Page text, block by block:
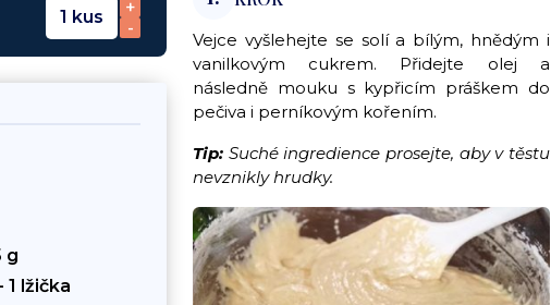
1 kus
+
-
g
- 1 lžička
Vejce vyšlehejte se solí a bílým, hnědým i
vanilkovým cukrem. Přidejte olej a
následně mouku s kypřicím práškem do
pečiva i perníkovým kořením.
Tip: Suché ingredience prosejte, aby v těstu
nevznikly hrudky.